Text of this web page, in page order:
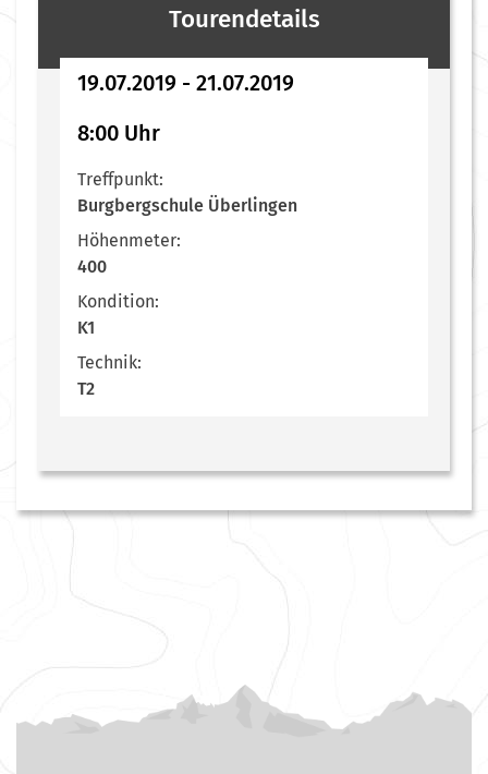
Tourendetails
19.07.2019 - 21.07.2019
8:00 Uhr
Treffpunkt:
Burgbergschule Überlingen
Höhenmeter:
400
Kondition:
K1
Technik:
T2